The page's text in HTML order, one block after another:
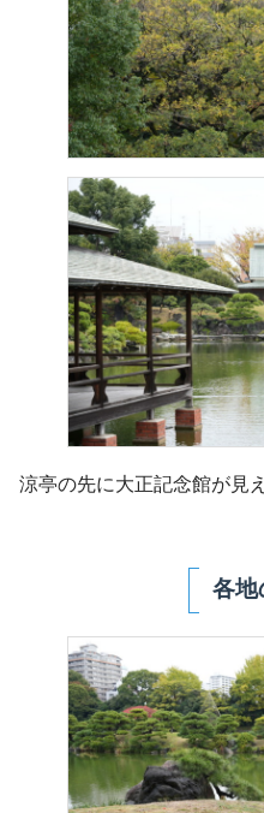
涼亭の先に大正記念館が見
各地